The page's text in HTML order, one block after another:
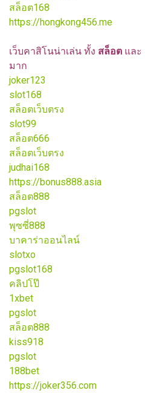
สล็อต168
https://hongkong456.me
เว็บคาสิโนน่าเล่น ทั้ง สล็อต และ
มาก
joker123
slot168
สล็อตเว็บตรง
slot99
สล็อต666
สล็อตเว็บตรง
judhai168
https://bonus888.asia
สล็อต888
pgslot
พุซซี่888
บาคาร่าออนไลน์
slotxo
pgslot168
คลิปโป๊
1xbet
pgslot
สล็อต888
kiss918
pgslot
188bet
https://joker356.com